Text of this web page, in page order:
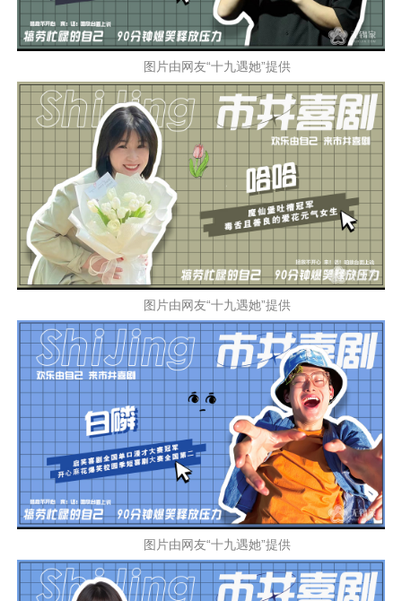
图片由网友“十九遇她”提供
图片由网友“十九遇她”提供
图片由网友“十九遇她”提供